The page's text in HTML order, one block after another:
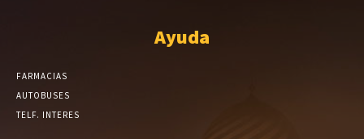
Ayuda
FARMACIAS
AUTOBUSES
TELF. INTERES